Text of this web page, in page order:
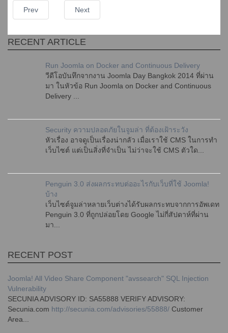
Prev Next
RECENT ARTICLE
Run Joomla on Docker and Continuous Delivery
วีดีโอบันทึกจากงาน Joomla Day Bangkok 2014 ที่ผ่าน
มา ในหัวข้อ Run Joomla on Docker and Continuous
Delivery ...
Security ความปลอดภัยในจูมล่า ที่ต้องเฝ้าระวัง
หัวเรื่อง อาจดูเป็นเรื่องน่ากลัว เมื่อเราใช้ CMS ในการทำ
เว็บไซต์ แต่เป็นสิ่งที่จำเป็น ไม่ว่าจะใช้ CMS ตัวใด...
Penguin 3.0 ส่งผลกระทบต่ออะไรกับเว็บที่ใช้ Joomla!
บ้าง
เว็บไซต์จูมล่าหลายเว็บต่างได้รับผลกระทบจากการอัพเดท
Penguin 3.0 ที่ถูกปล่อยโดย Google ไม่กี่สัปดาห์ที่ผ่าน
มา...
RECENT POST
Joomla! All Video Share Component "avssearch" SQL Injection
Vulnerability
SECUNIA ADVISORY ID: SA55888 VERIFY ADVISORY:
Secunia.com http://secunia.com/advisories/55888/ Customer
Area...